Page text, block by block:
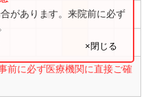
●
前に必ず医療機関に直接ご確
があります。来院前に必ず
×閉じる